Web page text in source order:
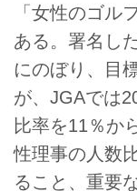
「女性のゴル
ある。署名し
にのぼり、目
が、JGAでは
比率を11％か
性理事の人数
ること、重要